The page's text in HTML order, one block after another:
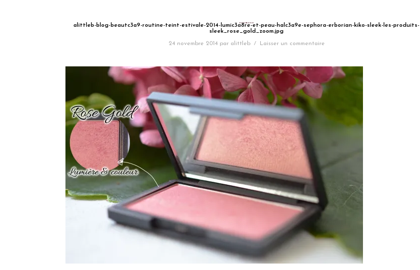
alittleb-blog-beautc3a9-routine-teint-estivale-2014-lumic3a8re-et-peau-halc3a9e-sephora-erborian-kiko-sleek-les-produits-
sleek_rose_gold_zoom.jpg
24 novembre 2014 par alittleb / Laisser un commentaire